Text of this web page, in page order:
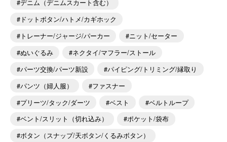
デニム（デニムスカート含む）
ドットボタン/ハトメ/カギホック
トレーナー/ジャージ/パーカー
ニット/セーター
ぬいぐるみ
ネクタイ/マフラー/ストール
パーツ交換/パーツ新設
パイピング/トリミング/縁取り
パンツ（婦人服）
ファスナー
プリーツ/タック/ダーツ
ベスト
ベルトループ
ベント/スリット（切れ込み）
ポケット/袋布
ボタン（スナップ/天ボタン/くるみボタン）